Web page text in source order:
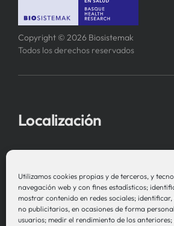
Utilizamos cookies propias y de terceros, y
navegación web y con fines estadísticos;
mostrar contenido en redes sociales;
no publicitarios, en ocasiones de forma
usuarios; medir el rendimiento de los
Copyright © 2026 Biosistemak
Todos los derechos reservados
Localización
en Sistemas de Salud –
B Accelerator Tower (BAT) Gran
48001 Bilbao (Bizkaia)